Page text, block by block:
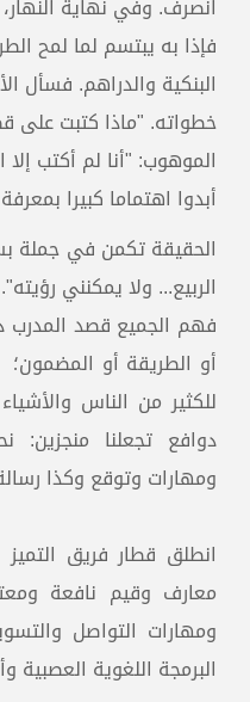
انصرف. وفي نهاية
فإذا به يبتسم لما لمح
البنكية والدراهم. فسأل
خطواته. "ماذا كتبت على
الموهوب: "أنا لم أكتب
أبدوا اهتماما كبيرا
الحقيقة تكمن في جملة
الربيع... ولا يمكنني رؤيته".
فهم الجميع قصد
أو الطريقة أو المضمون؛
للكثير من الناس
دوافع تجعلنا منجزين:
ومهارات وتوقع وكذا
انطلق قطار فريق
معارف وقيم نافعة
ومهارات التواصل
البرمجة اللغوية العصبية